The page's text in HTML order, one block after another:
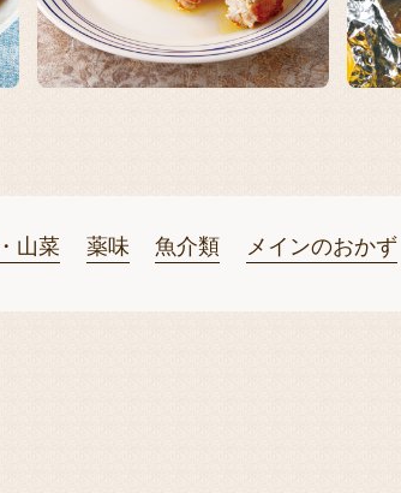
山菜 薬味 魚介類 メインのおかず